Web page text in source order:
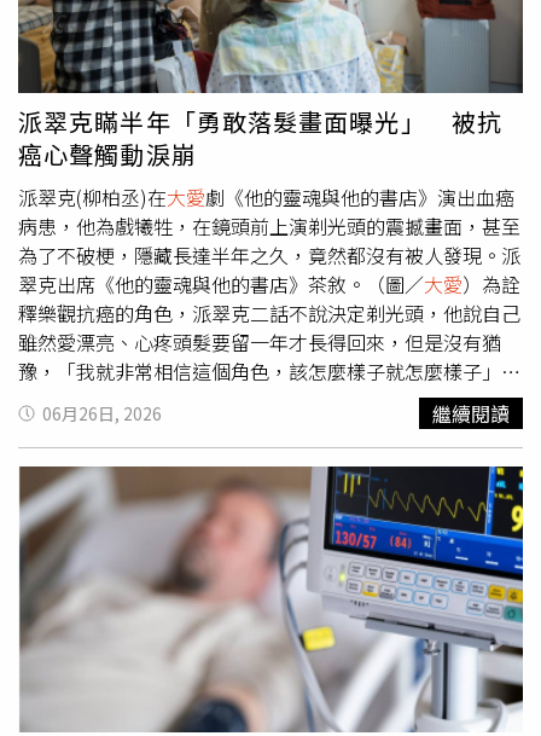
到傷害，「當了媽媽之後心思變得很敏感，看到受虐兒的新
聞都會特別揪心。今天不只是來作畫，更是希望扮演一個發
聲的角色。希望社會能建立更安全的防護網，也希望大家能
在 7 月 19 日一起站出來，用一餐的餐費，改變一個孩子的
一生。」◎若自身或旁人遭受身體精神虐待、性騷擾、性侵
害，請打110報案再打113找社工眾星們努力為受虐兒發
聲。（圖／台灣愛與希望國際關懷協會提供）
手，甚至會產生幻覺，抱怨護理師很兇。當時醫生還問林子
熙：「先生本來脾氣是不是就很不好？」歐陽倫還重申：
「妳一定要相信我，他們真的很兇。」讓她頗無奈。歐陽倫
目前在家中靜養，林子熙也坦言，雖然醫生診斷該腫瘤為良
性，但也特別提醒「未來很有可能會轉移到身上別的地
方」，未來仍需保持高度警覺。
派翠克瞞半年「勇敢落髮畫面曝光」 被抗
癌心聲觸動淚崩
派翠克(柳柏丞)在大愛劇《他的靈魂與他的書店》演出血癌
病患，他為戲犧牲，在鏡頭前上演剃光頭的震撼畫面，甚至
為了不破梗，隱藏長達半年之久，竟然都沒有被人發現。派
翠克出席《他的靈魂與他的書店》茶敘。（圖／大愛）為詮
釋樂觀抗癌的角色，派翠克二話不說決定剃光頭，他說自己
雖然愛漂亮、心疼頭髮要留一年才長得回來，但是沒有猶
豫，「我就非常相信這個角色，該怎麼樣子就怎麼樣子」。
原本導演林志儒打算讓他剃好再開拍，但為了捕捉最真實的
張力，臨時加戲改為由「二姊」黃采儀在戲裡親手幫他剃
髮，黃采儀對此簡直嚇死，一直擔心會弄傷他，過程緊張頻
問「可以嗎？」派翠克笑說，剃完頭最大的好處是「洗頭好
輕鬆哦，我還沒吹就乾了」。隨之而來的是半年的「避風
頭」時期。當時他還有主持《小姐不熙娣》與其他代言工
作，為了不讓新戲造型提早曝光，他出門必戴帽子，甚至在
拍電玩代言時，還請造型師特製假髮「竟然完全沒有人發
現！」這是派翠克第一次完整演出一個角色，甚至有長達15
頁劇本的魔王場，需靠他獨白撐起，他必須在一天內背完
14、15 頁台詞，全場沒有任何「呼吸空間」，沒辦法在對
話間隙偷想下一步，必須全神貫注地持續輸出，「那一天不
06月26日, 2026 繼續閱讀